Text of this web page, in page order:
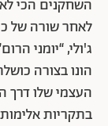
לאחר שורה של
ג'ולי, “יומני
הונו בצורה
העצמי שלו דרך
בתקריות